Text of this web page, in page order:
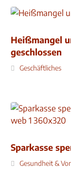
Heißmangel
geschlossen
Geschäftliches
Sparkasse
Gesundheit &